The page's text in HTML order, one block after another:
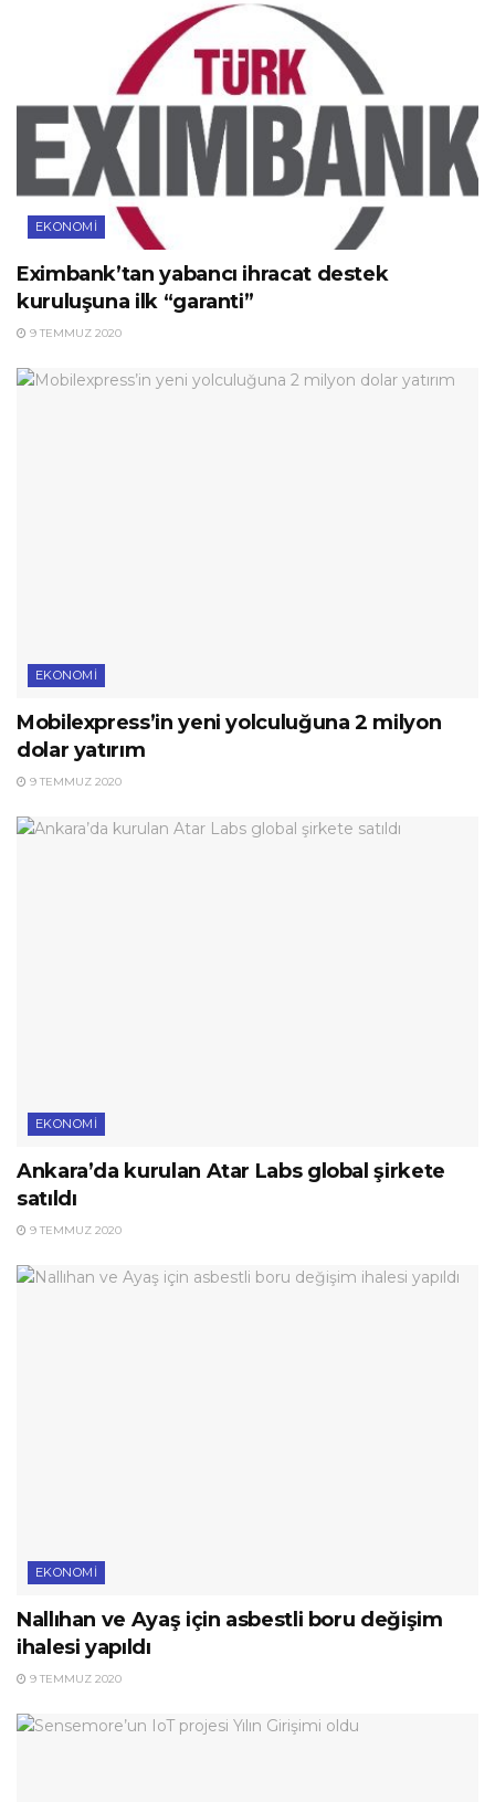
EKONOMI
Eximbank’tan yabancı ihracat destek
kuruluşuna ilk “garanti”
9 TEMMUZ 2020
EKONOMI
Mobilexpress’in yeni yolculuğuna 2 milyon
dolar yatırım
9 TEMMUZ 2020
EKONOMI
Ankara’da kurulan Atar Labs global şirkete
satıldı
9 TEMMUZ 2020
EKONOMI
Nallıhan ve Ayaş için asbestli boru değişim
ihalesi yapıldı
9 TEMMUZ 2020